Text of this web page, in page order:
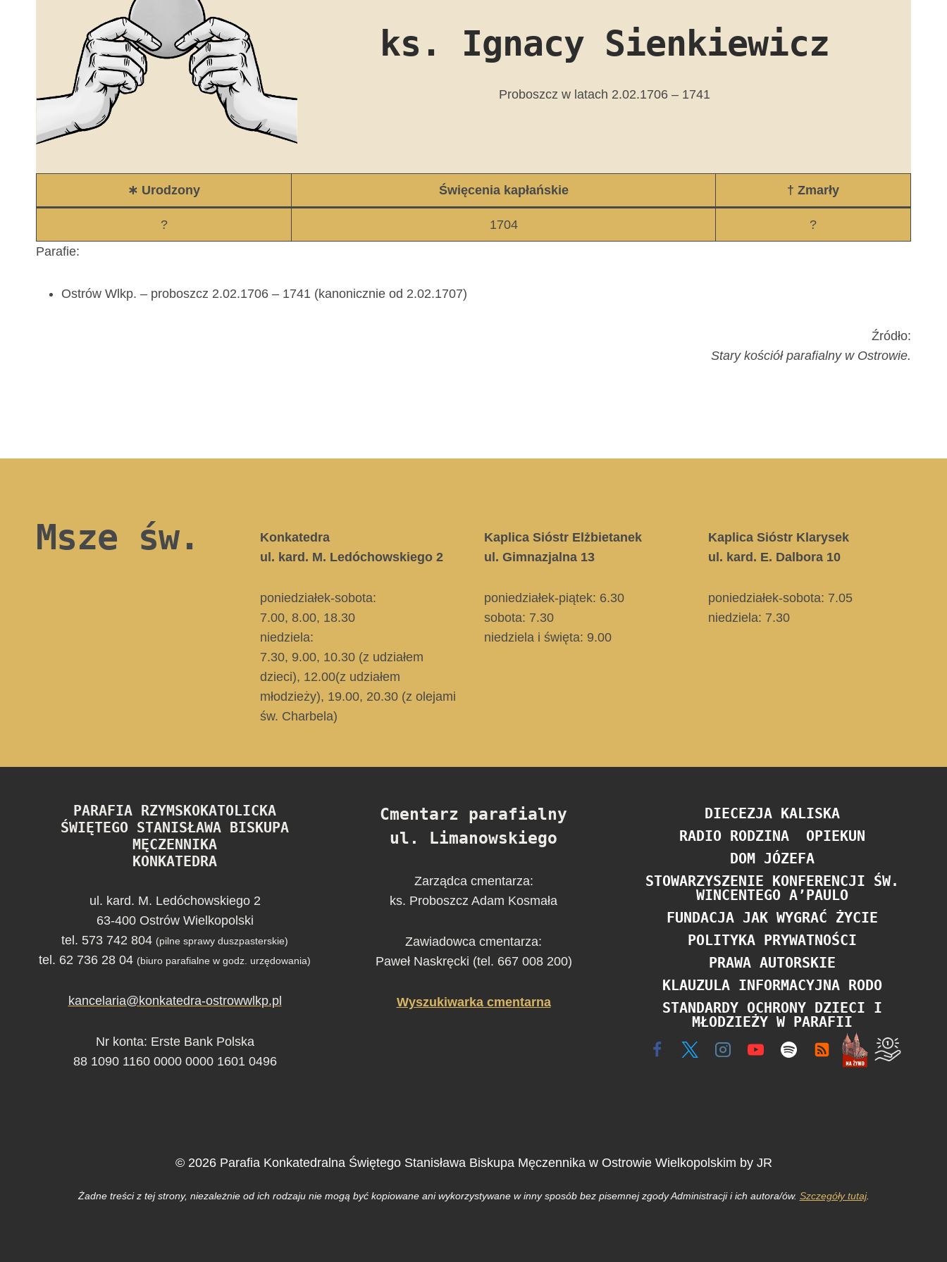
ks. Ignacy Sienkiewicz
Proboszcz w latach 2.02.1706 – 1741
∗ Urodzony Święcenia kapłańskie † Zmarły
? 1704
?
Parafie:
Ostrów Wlkp. – proboszcz 2.02.1706 – 1741 (kanonicznie od 2.02.1707)
Źródło:
Stary kościół parafialny w Ostrowie.
Msze św.
Konkatedra
ul. kard. M. Ledóchowskiego 2
poniedziałek-sobota:
7.00, 8.00, 18.30
niedziela:
7.30, 9.00, 10.30 (z udziałem
dzieci), 12.00(z udziałem
młodzieży), 19.00, 20.30 (z olejami
św. Charbela)
Kaplica Sióstr Elżbietanek
ul. Gimnazjalna 13
poniedziałek-piątek: 6.30
sobota: 7.30
niedziela i święta: 9.00
Kaplica Sióstr Klarysek
ul. kard. E. Dalbora 10
poniedziałek-sobota: 7.05
niedziela: 7.30
PARAFIA RZYMSKOKATOLICKA
ŚWIĘTEGO STANISŁAWA BISKUPA
MĘCZENNIKA
KONKATEDRA
ul. kard. M. Ledóchowskiego 2
63-400 Ostrów Wielkopolski
tel. 573 742 804 (pilne sprawy duszpasterskie)
tel. 62 736 28 04 (biuro parafialne w godz. urzędowania)
kancelaria@konkatedra-ostrowwlkp.pl
Nr konta: Erste Bank Polska
88 1090 1160 0000 0000 1601 0496
Cmentarz parafialny
ul. Limanowskiego
Zarządca cmentarza:
ks. Proboszcz Adam Kosmała
Zawiadowca cmentarza:
Paweł Naskręcki (tel. 667 008 200)
Wyszukiwarka cmentarna
DIECEZJA KALISKA
RADIO RODZINA
OPIEKUN
DOM JÓZEFA
STOWARZYSZENIE KONFERENCJI ŚW.
WINCENTEGO A’PAULO
FUNDACJA JAK WYGRAĆ ŻYCIE
POLITYKA PRYWATNOŚCI
PRAWA AUTORSKIE
KLAUZULA INFORMACYJNA RODO
STANDARDY OCHRONY DZIECI I
MŁODZIEŻY W PARAFII
© 2026 Parafia Konkatedralna Świętego Stanisława Biskupa Męczennika w Ostrowie Wielkopolskim by JR
Żadne treści z tej strony, niezależnie od ich rodzaju nie mogą być kopiowane ani wykorzystywane w inny sposób bez pisemnej zgody Administracji i ich autora/ów. Szczegóły tutaj.